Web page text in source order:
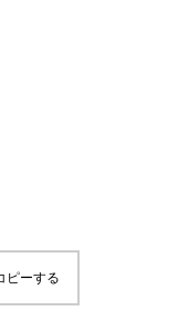
ピーする